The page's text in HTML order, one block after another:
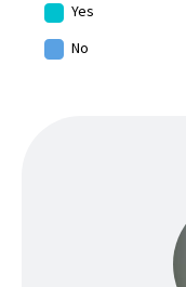
Yes
No